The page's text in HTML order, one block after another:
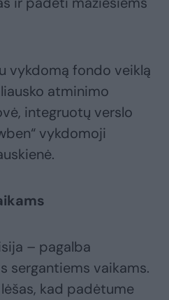
vykdomą fondo veiklą
atminimo
integruotų verslo
vykdomoji
– pagalba
sergantiems vaikams.
kad padėtume